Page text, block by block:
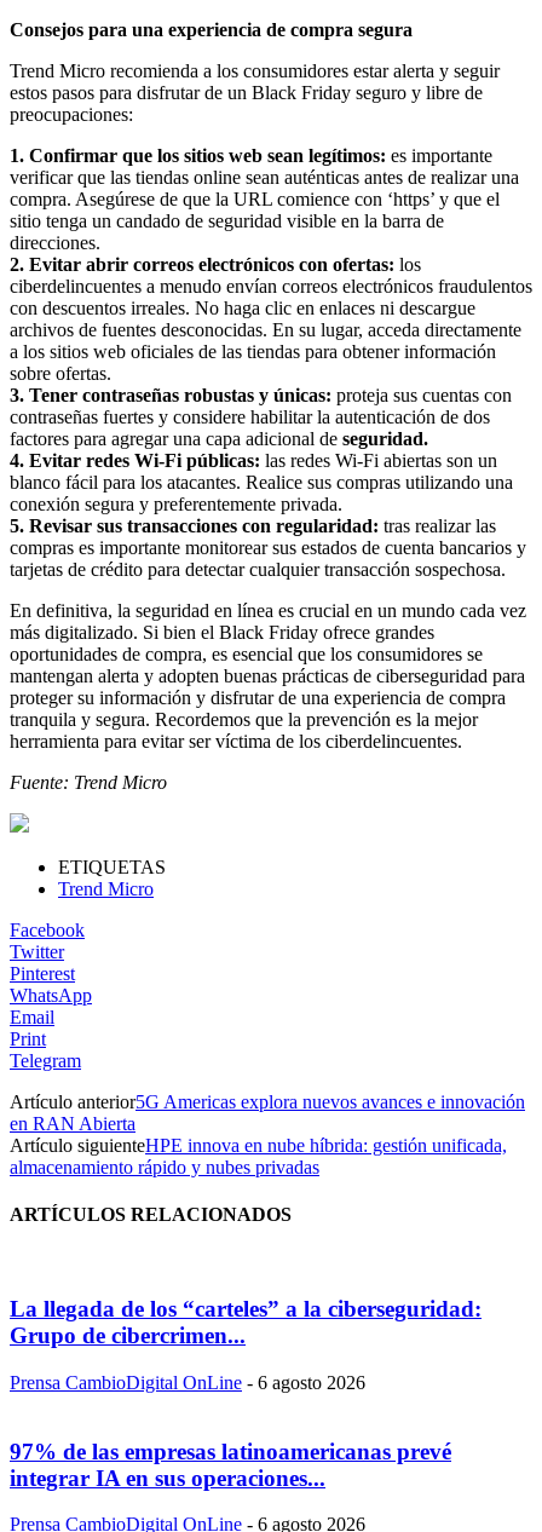
Consejos para una experiencia de compra segura
Trend Micro recomienda a los consumidores estar alerta y seguir
estos pasos para disfrutar de un Black Friday seguro y libre de
preocupaciones:
1. Confirmar que los sitios web sean legítimos: es importante
verificar que las tiendas online sean auténticas antes de realizar una
compra. Asegúrese de que la URL comience con ‘https’ y que el
sitio tenga un candado de seguridad visible en la barra de
direcciones.
2. Evitar abrir correos electrónicos con ofertas: los
ciberdelincuentes a menudo envían correos electrónicos fraudulentos
con descuentos irreales. No haga clic en enlaces ni descargue
archivos de fuentes desconocidas. En su lugar, acceda directamente
a los sitios web oficiales de las tiendas para obtener información
sobre ofertas.
3. Tener contraseñas robustas y únicas: proteja sus cuentas con
contraseñas fuertes y considere habilitar la autenticación de dos
factores para agregar una capa adicional de seguridad.
4. Evitar redes Wi-Fi públicas: las redes Wi-Fi abiertas son un
blanco fácil para los atacantes. Realice sus compras utilizando una
conexión segura y preferentemente privada.
5. Revisar sus transacciones con regularidad: tras realizar las
compras es importante monitorear sus estados de cuenta bancarios y
tarjetas de crédito para detectar cualquier transacción sospechosa.
En definitiva, la seguridad en línea es crucial en un mundo cada vez
más digitalizado. Si bien el Black Friday ofrece grandes
oportunidades de compra, es esencial que los consumidores se
mantengan alerta y adopten buenas prácticas de ciberseguridad para
proteger su información y disfrutar de una experiencia de compra
tranquila y segura. Recordemos que la prevención es la mejor
herramienta para evitar ser víctima de los ciberdelincuentes.
Fuente: Trend Micro
ETIQUETAS
Trend Micro
Facebook
Twitter
Pinterest
WhatsApp
Email
Print
Telegram
Artículo anterior5G Americas explora nuevos avances e innovación
en RAN Abierta
Artículo siguienteHPE innova en nube híbrida: gestión unificada,
almacenamiento rápido y nubes privadas
ARTÍCULOS RELACIONADOS
La llegada de los “carteles” a la ciberseguridad:
Grupo de cibercrimen...
Prensa CambioDigital OnLine - 6 agosto 2026
97% de las empresas latinoamericanas prevé
integrar IA en sus operaciones...
Prensa CambioDigital OnLine - 6 agosto 2026